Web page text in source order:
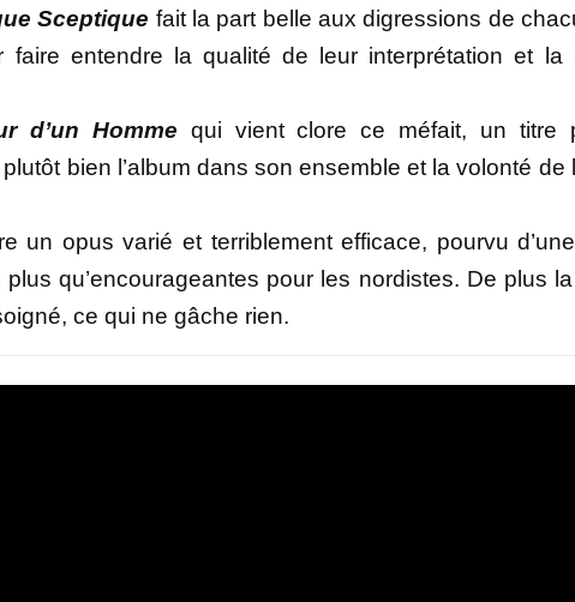
Sceptique fait la part belle aux digressions de
faire entendre la qualité de leur interprétation et la
d’un Homme qui vient clore ce méfait, un titre
bien l’album dans son ensemble et la volonté de
un opus varié et terriblement efficace, pourvu
qu’encourageantes pour les nordistes. De plus
ce qui ne gâche rien.